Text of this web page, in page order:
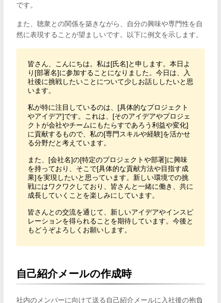
です。
また、聴衆との関係を築きながら、自分の興味や専門性を自
然に表現することが望ましいです。以下に例文を示します。
皆さん、こんにちは。私は[氏名]と申します。本日よ
り[部署名]に参加することになりました。今日は、入
社後に挑戦したいことについて少しお話ししたいと思
います。
私が特に注目しているのは、[具体的なプロジェクト
やアイデア]です。これは、[そのアイデアやプロジェ
クトが会社やチームにもたらすであろう利益や変化]
に貢献するもので、私の[専門スキルや経験]を活かせ
る分野だと考えています。
また、[会社名]の[特定のプロジェクトや部署]に興味
を持っており、そこで[具体的な貢献方法や目指す成
果]を実現したいと思っています。新しい環境での挑
戦にはワクワクしており、皆さんと一緒に働き、共に
成長していくことを楽しみにしています。
皆さんとの交流を通じて、新しいアイデアやインスピ
レーションを得られることを期待しています。今後と
もどうぞよろしくお願いします。
自己紹介メールの作成時
社内のメンバーに向けて送る自己紹介メールに入社後の抱負